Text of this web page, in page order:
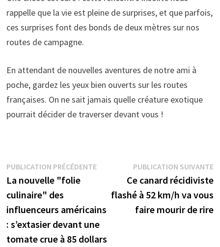
rappelle que la vie est pleine de surprises, et que parfois,
ces surprises font des bonds de deux mètres sur nos
routes de campagne.
En attendant de nouvelles aventures de notre ami à
poche, gardez les yeux bien ouverts sur les routes
françaises. On ne sait jamais quelle créature exotique
pourrait décider de traverser devant vous !
Navigation
de
l’article
PUBLICATION PRÉCÉDENTEPublication
précédente :
La nouvelle "folie
culinaire" des
influenceurs américains
: s’extasier devant une
tomate crue à 85 dollars
PUBLICATION SUIVANTE
Ce canard récidiviste
flashé à 52 km/h va vous
faire mourir de rire